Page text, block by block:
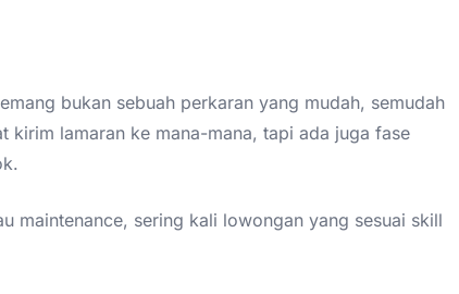
bukan sebuah perkaran yang mudah, semudah
kirim lamaran ke mana-mana, tapi ada juga fase
maintenance, sering kali lowongan yang sesuai skill